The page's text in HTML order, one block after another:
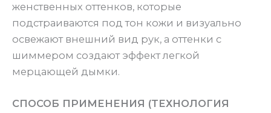
женственных оттенков, которые
подстраиваются под тон кожи и визуально
освежают внешний вид рук, а оттенки с
шиммером создают эффект легкой
мерцающей дымки.
СПОСОБ ПРИМЕНЕНИЯ (ТЕХНОЛОГИЯ